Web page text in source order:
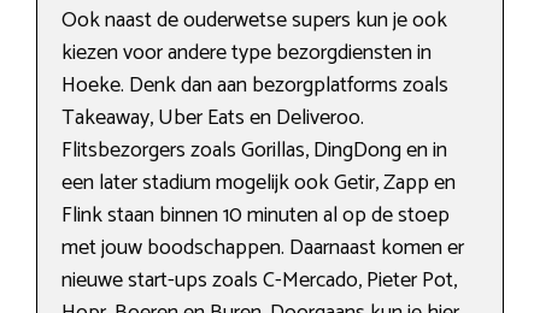
Ook naast de ouderwetse supers kun je ook
kiezen voor andere type bezorgdiensten in
Hoeke. Denk dan aan bezorgplatforms zoals
Takeaway, Uber Eats en Deliveroo.
Flitsbezorgers zoals Gorillas, DingDong en in
een later stadium mogelijk ook Getir, Zapp en
Flink staan binnen 10 minuten al op de stoep
met jouw boodschappen. Daarnaast komen er
nieuwe start-ups zoals C-Mercado, Pieter Pot,